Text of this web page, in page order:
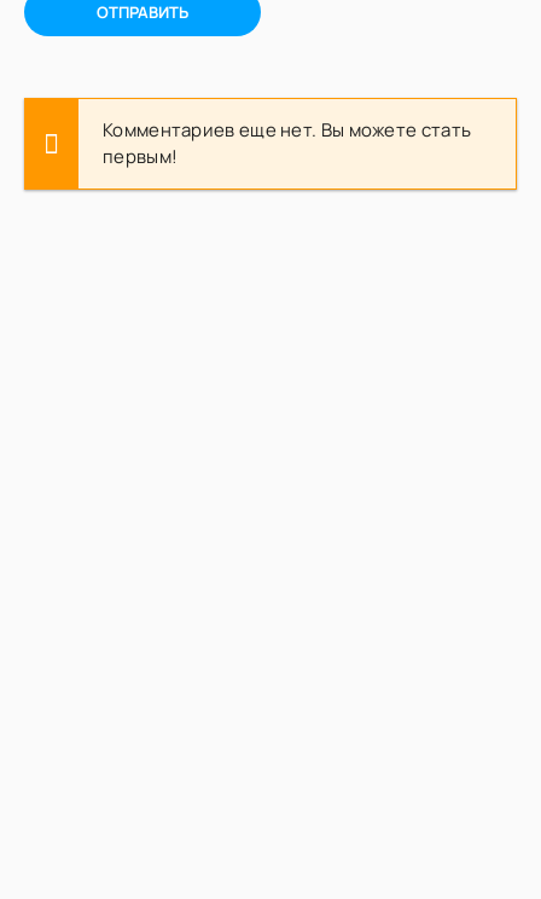
ОТПРАВИТЬ
Комментариев еще нет. Вы можете стать
первым!